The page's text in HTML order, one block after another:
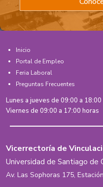
Inicio
Portal de Empleo
Feria Laboral
Preguntas Frecuentes
Lunes a jueves de 09:00 a 18:00
Viernes de 09:00 a 17:00 horas
Vicerrectoría de
Universidad de Santiago de
Av. Las Sophoras 175,